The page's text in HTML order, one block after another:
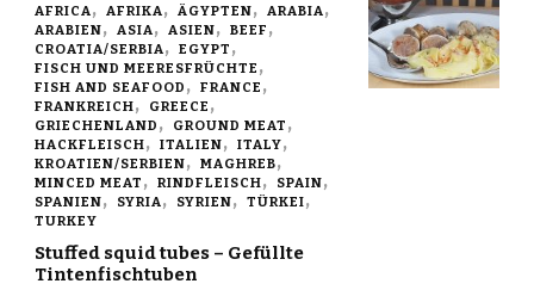
AFRICA AFRIKA ÄGYPTEN
ARABIA
ARABIEN
ASIA ASIEN
BEEF
CROATIA/SERBIA
EGYPT
FISCH UND MEERESFRÜCHTE
FISH AND SEAFOOD
FRANCE
FRANKREICH
GREECE
GRIECHENLAND
GROUND MEAT
HACKFLEISCH
ITALIEN
ITALY
KROATIEN/SERBIEN
MAGHREB
MINCED MEAT
RINDFLEISCH
SPAIN
SPANIEN
SYRIA SYRIEN
TÜRKEI
TURKEY
Stuffed squid tubes – Gefüllte
Tintenfischtuben